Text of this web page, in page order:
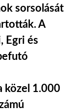
sorsolását
A
Egri és
közel 1.000